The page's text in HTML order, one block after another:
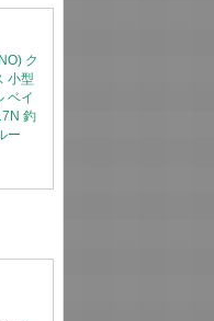
ク
小型
ベイ
釣
ー